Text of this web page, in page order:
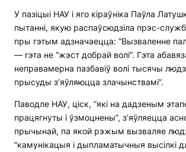
У пазіцыі НАУ і яго кіраўніка Паўла
пытанні, якую распаўсюдзіла прэс-
пры гэтым адзначаецца: “Вызваленне
— гэта не “жэст добрай волі”. Гэта
неправамерна пазбавіў волі тысячы
прысуды з’яўляюцца злачынствамі”.
Паводле НАУ, ціск, “які на дадзеным
працягнуты і ўзмоцнены”, з’яўляецца
прычынай, па якой рэжым вызваляе
“камунікацыя і дыпламатычныя высілкі